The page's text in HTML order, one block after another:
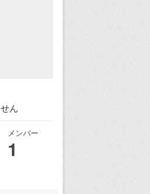
ん
メンバー
1